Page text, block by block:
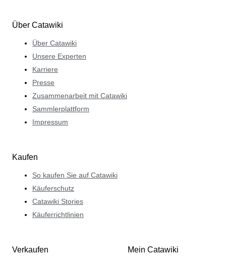
Über Catawiki
Über Catawiki
Unsere Experten
Karriere
Presse
Zusammenarbeit mit Catawiki
Sammlerplattform
Impressum
Kaufen
So kaufen Sie auf Catawiki
Käuferschutz
Catawiki Stories
Käuferrichtlinien
Verkaufen Mein Catawiki